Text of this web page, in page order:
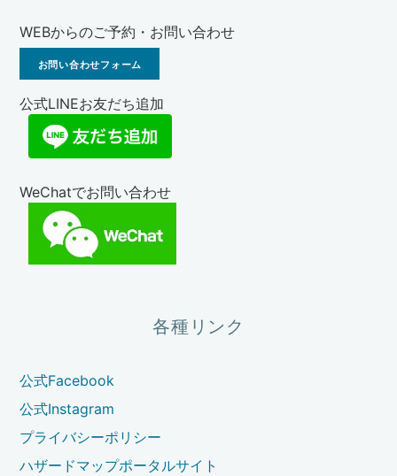
WEBからのご予約・お問い合わせ
お問い合わせフォーム
公式LINEお友だち追加
WeChatでお問い合わせ
各種リンク
公式Facebook
公式Instagram
プライバシーポリシー
ハザードマップポータルサイト